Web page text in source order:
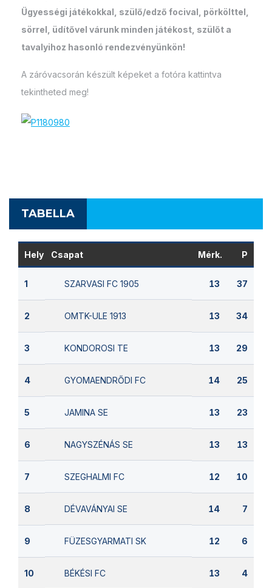
Ügyességi játékokkal, szülő/edző focival, pörkölttel,
sörrel, üdítővel várunk minden játékost, szülőt a
tavalyihoz hasonló rendezvényünkön!
A záróvacsorán készült képeket a fotóra kattintva
tekintheted meg!
TABELLA
Hely Csapat Mérk. P
1 SZARVASI FC 1905 13 37
2 OMTK-ULE 1913 13 34
3 KONDOROSI TE 13 29
4 GYOMAENDRŐDI FC 14 25
5 JAMINA SE 13 23
6 NAGYSZÉNÁS SE 13 13
7 SZEGHALMI FC 12 10
8 DÉVAVÁNYAI SE 14 7
9 FÜZESGYARMATI SK 12 6
10 BÉKÉSI FC 13 4